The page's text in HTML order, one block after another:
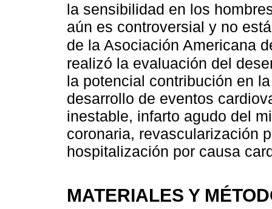
la sensibilidad en los
aún es controversial y no
de la Asociación Americana
realizó la evaluación del
la potencial contribución en
desarrollo de eventos
inestable, infarto agudo del
coronaria, revascularización
hospitalización por causa
MATERIALES Y